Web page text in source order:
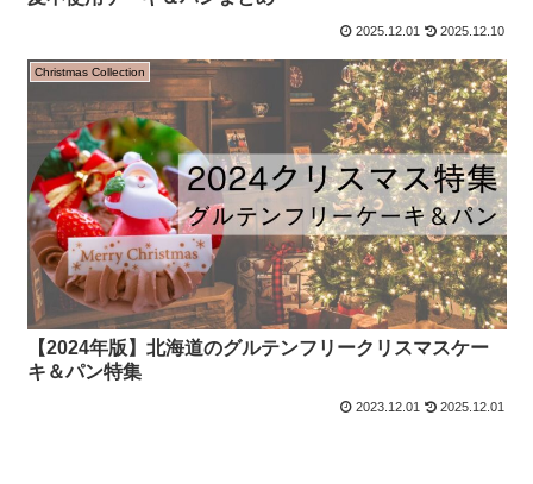
2025.12.01 2025.12.10
Christmas Collection
【2024年版】北海道のグルテンフリークリスマスケー
キ＆パン特集
2023.12.01 2025.12.01